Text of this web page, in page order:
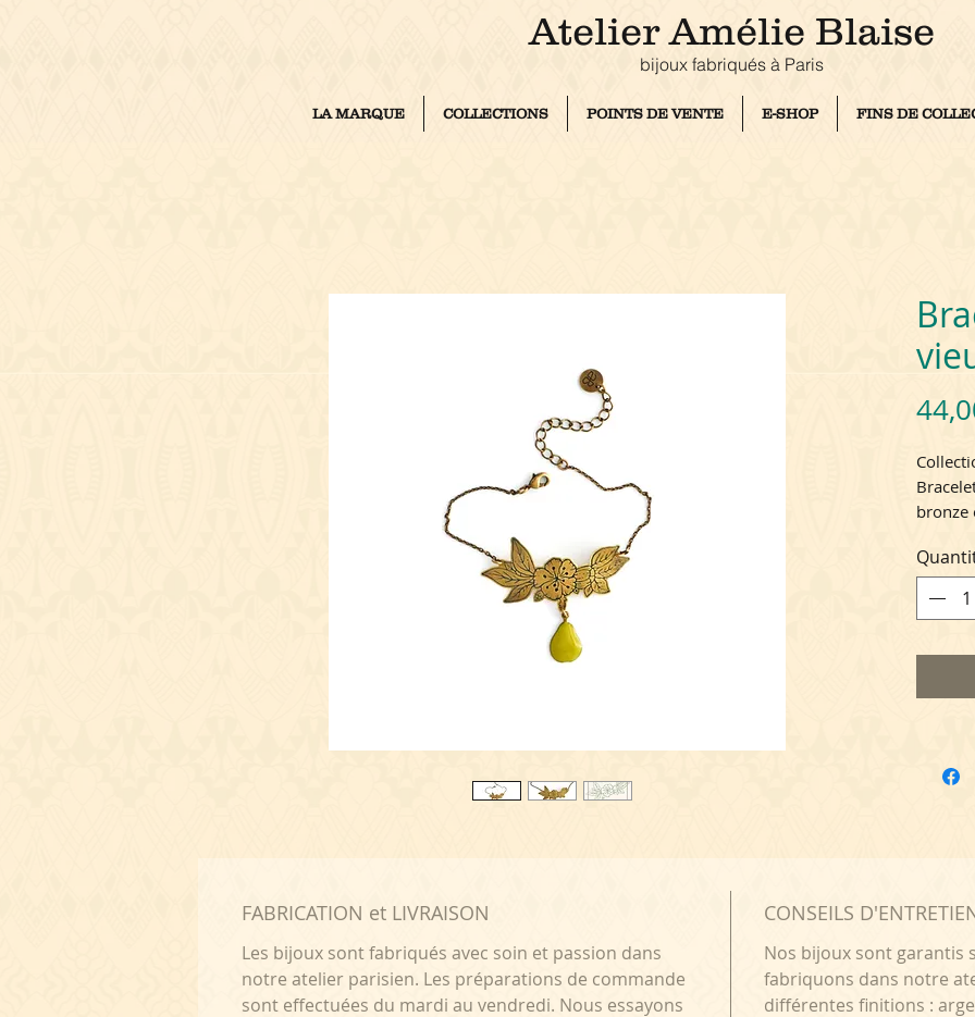
LA MARQUE COLLECTIONS POINTS DE VENTE E-SHOP FINS DE
Atelier Amélie Blaise
bijoux fabriqués à Paris
bronze
de 4cm.
Ce
à
FABRICATION et LIVRAISON
Les bijoux sont fabriqués avec soin et passion dans
notre atelier parisien. Les préparations de commande
sont effectuées du mardi au vendredi. Nous essayons
CONSEILS
Nos bijoux sont garantis
fabriquons dans notre
différentes finitions :